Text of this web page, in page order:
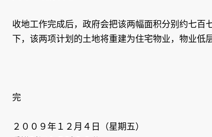
收地工作完成后，政府会把该两幅面积分别约七
下，该两项计划的土地将重建为住宅物业，物业低
完
２００９年１２月４日（星期五）